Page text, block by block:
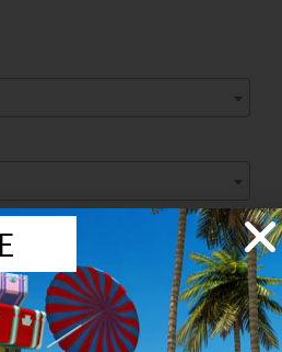
:NISSAN
:à partir de 1996